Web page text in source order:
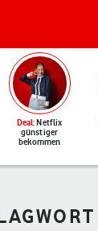
Deal: Netflix
günstiger
bekommen